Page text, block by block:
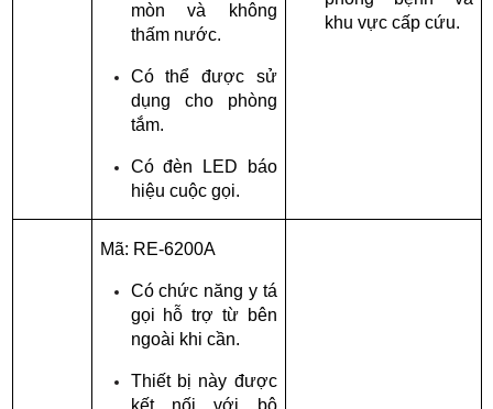
mòn và không
thấm nước.
Có thể được sử
dụng cho phòng
tắm.
Có đèn LED báo
hiệu cuộc gọi.
khu vực cấp cứu.
Mã: RE-6200A
Có chức năng y tá
gọi hỗ trợ từ bên
ngoài khi cần.
Thiết bị này được